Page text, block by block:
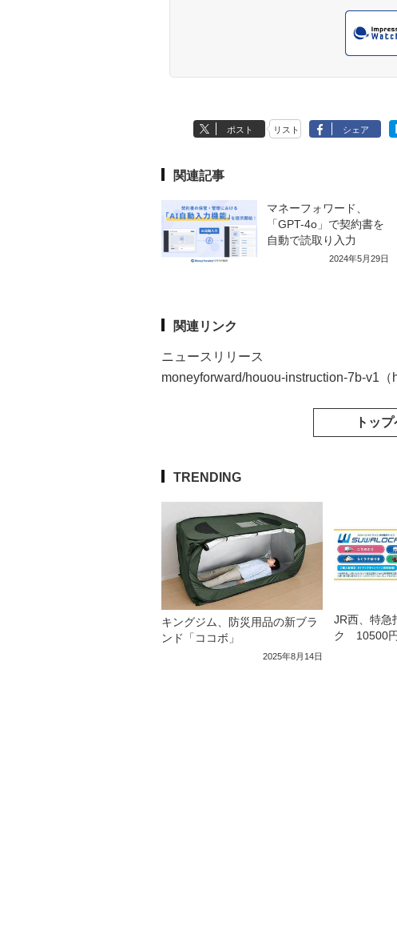
ポスト リスト シェア
関連記事
マネーフォワード、
「GPT-4o」で契約書を
自動で読取り入力
2024年5月29日
関連リンク
ニュースリリース
moneyforward/houou-instruction-7b-v1（
トッ
TRENDING
キングジム、防災用品の新ブラ
ンド「ココボ」
2025年8月14日
JR西、特急
ク 10500円